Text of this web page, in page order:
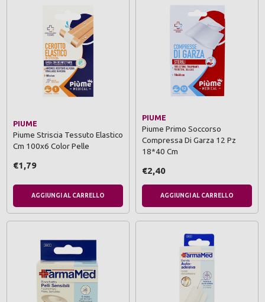
PIUME
Piume Striscia Tessuto Elastico
Cm 100x6 Color Pelle
€1,79
AGGIUNGI AL CARRELLO
PIUME
Piume Primo Soccorso
Compressa Di Garza 12 Pz
18*40 Cm
€2,40
AGGIUNGI AL CARRELLO